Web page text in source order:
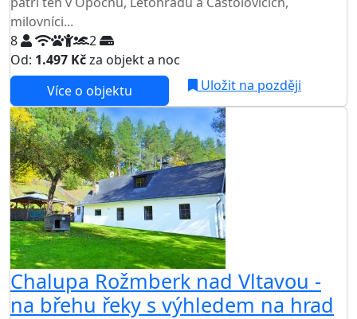
milovníci...
8
2
Od: 1.497 Kčza objekt a noc
Více o objektu
Uložit na později
Chalupa Rožmberk nad Vltavou -
na břehu řeky s výhledem na hrad